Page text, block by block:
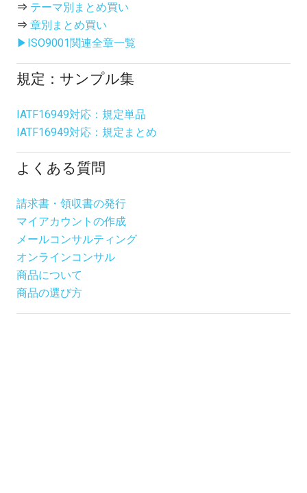
⇒ テーマ別まとめ買い
⇒ 章別まとめ買い
▶ISO9001関連全章一覧
規定：サンプル集
IATF16949対応：規定単品
IATF16949対応：規定まとめ
よくある質問
請求書・領収書の発行
マイアカウントの作成
メールコンサルティング
オンラインコンサル
商品について
商品の選び方